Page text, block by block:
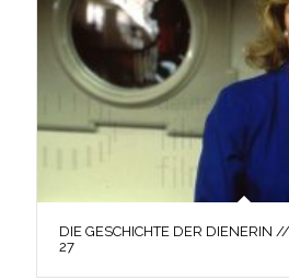
DIE GESCHICHTE DER
27